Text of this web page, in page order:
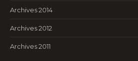
Archives 2014
Archives 2012
Archives 2011